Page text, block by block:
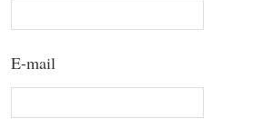
E-mail